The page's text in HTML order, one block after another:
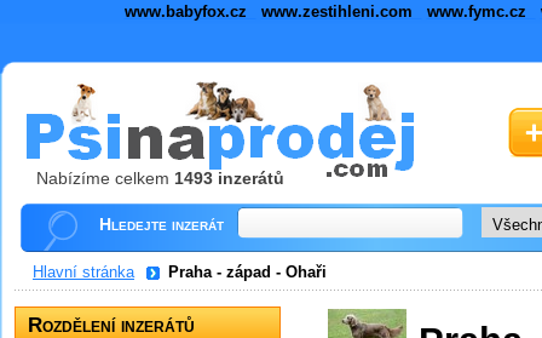
www.babyfox.cz www.zestihleni.com www.fymc.cz
Nabízíme celkem 1493 inzerátů
Hledejte inzerát
Hlavní stránka Praha - západ - Ohaři
Rozdělení inzerátů